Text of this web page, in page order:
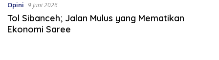
Opini 9 Juni 2026
Tol Sibanceh; Jalan Mulus yang Mematikan
Ekonomi Saree